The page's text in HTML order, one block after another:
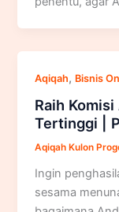
Aqiqah, Bisnis
Raih
Tertinggi |
Aqiqah Kulon
Ingin
sesama